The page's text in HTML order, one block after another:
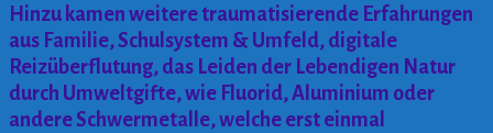
Hinzu kamen weitere traumatisierende Erfahrungen
aus Familie, Schulsystem & Umfeld, digitale
Reizüberflutung, das Leiden der Lebendigen Natur
durch Umweltgifte, wie Fluorid, Aluminium oder
andere Schwermetalle, welche erst einmal